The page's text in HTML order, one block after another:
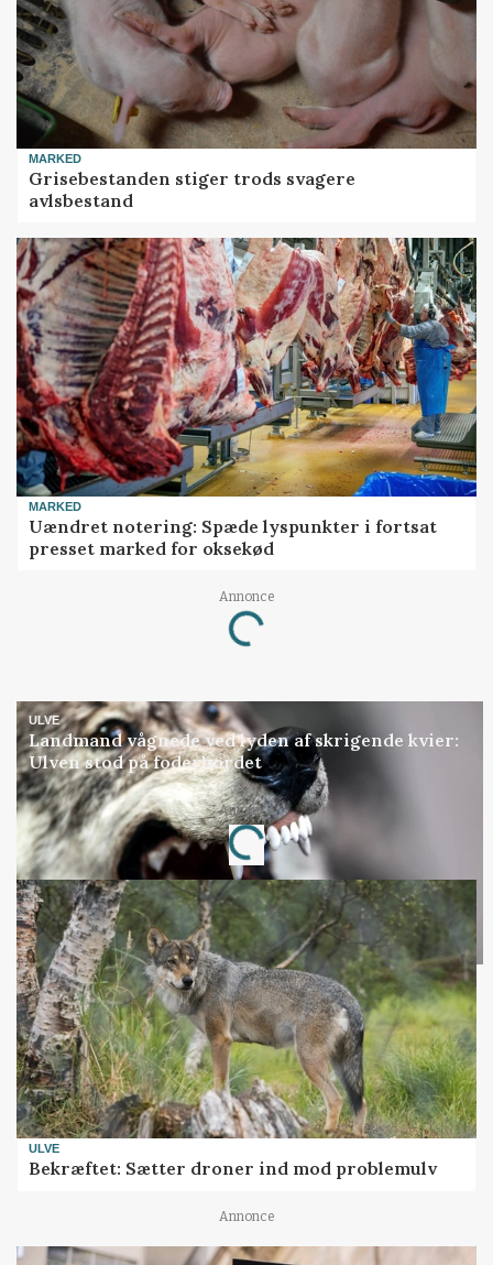
MARKED
Grisebestanden stiger trods svagere
avlsbestand
MARKED
Uændret notering: Spæde lyspunkter i fortsat
presset marked for oksekød
Annonce
Loading...
ULVE
Landmand vågnede ved lyden af skrigende kvier:
Ulven stod på foderbordet
Annonce
Loading...
ULVE
Bekræftet: Sætter droner ind mod problemulv
Annonce